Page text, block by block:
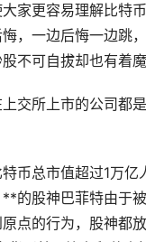
家更容易理解比特币
，一边后悔一边跳
不可自拔却也有着
交所上市的公司都
币总市值超过1万
的股神巴菲特由于
点的行为，股神都